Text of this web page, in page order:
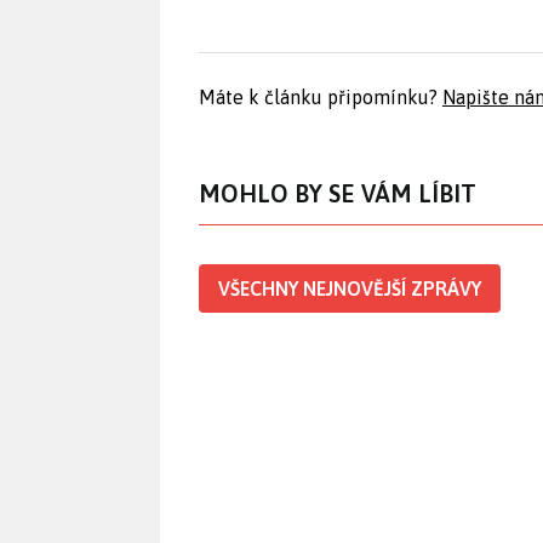
Máte k článku připomínku? Napište
MOHLO BY SE VÁM LÍBIT
VŠECHNY NEJNOVĚJŠÍ ZPRÁVY